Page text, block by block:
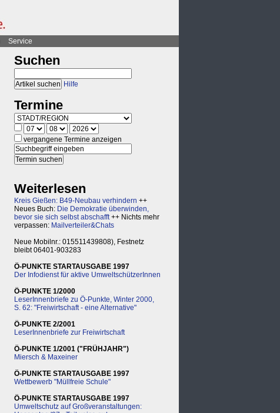
Service
Suchen
Hilfe
Termine
vergangene Termine anzeigen
Weiterlesen
Kreis Gießen: B49-Neubau verhindern ++
Neues Buch: Die Demokratie überwinden,
bevor sie sich selbst abschafft++ Nichts mehr
verpassen: Mailverteiler&Chats
Neue Mobilnr.: 015511439808), Festnetz
bleibt 06401-903283
Ö-PUNKTE STARTAUSGABE 1997
Der Infodienst für aktive UmweltschützerInnen
Ö-PUNKTE 1/2000
LeserInnenbriefe zu Ö-Punkte, Winter 2000,
S. 62: "Freiwirtschaft - eine Alternative"
Ö-PUNKTE 2/2001
LeserInnenbriefe zur Freiwirtschaft
Ö-PUNKTE 1/2001 ("FRÜHJAHR")
Miersch & Maxeiner
Ö-PUNKTE STARTAUSGABE 1997
Wettbewerb "Müllfreie Schule"
Ö-PUNKTE STARTAUSGABE 1997
Umweltschutz auf Großveranstaltungen: